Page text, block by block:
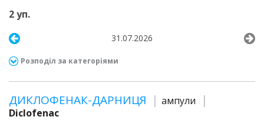
2 уп.
31.07.2026
Розподіл за категоріями
ДИКЛОФЕНАК-ДАРНИЦЯ
ампули
Diclofenac